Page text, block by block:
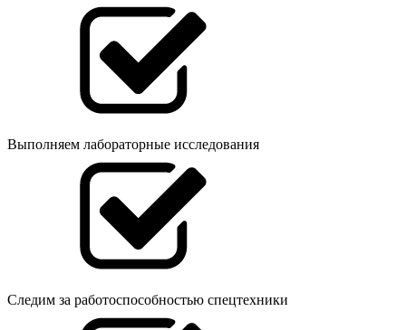
Выполняем лабораторные исследования
Следим за работоспособностью спецтехники